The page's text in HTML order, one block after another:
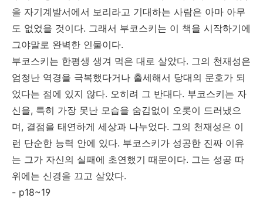
을 자기계발서에서 보리라고 기대하는 사람은 아마 아무
도 없었을 것이다. 그래서 부코스키는 이 책을 시작하기에
그야말로 완벽한 인물이다.
부코스키는 한평생 생겨 먹은 대로 살았다. 그의 천재성은
엄청난 역경을 극복했다거나 출세해서 당대의 문호가 되
었다는 점에 있지 않다. 오히려 그 반대다. 부코스키는 자
신을, 특히 가장 못난 모습을 숨김없이 오롯이 드러냈으
며, 결점을 태연하게 세상과 나누었다. 그의 천재성은 이
런 단순한 능력 안에 있다. 부코스키가 성공한 진짜 이유
는 그가 자신의 실패에 초연했기 때문이다. 그는 성공 따
위에는 신경을 끄고 살았다.
- p18~19